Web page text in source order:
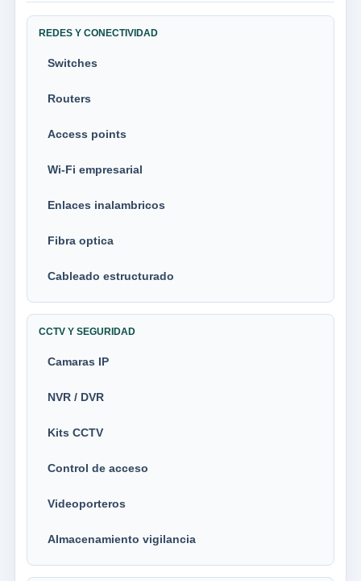
REDES Y CONECTIVIDAD
Switches
Routers
Access points
Wi-Fi empresarial
Enlaces inalambricos
Fibra optica
Cableado estructurado
CCTV Y SEGURIDAD
Camaras IP
NVR / DVR
Kits CCTV
Control de acceso
Videoporteros
Almacenamiento vigilancia